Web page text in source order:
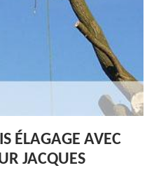
ÉLAGAGE AVEC
JACQUES